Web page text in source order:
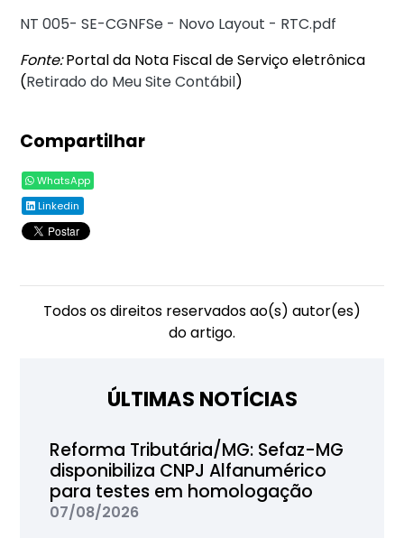
NT 005- SE-CGNFSe - Novo Layout - RTC.pdf
Fonte:Portal da Nota Fiscal de Serviço eletrônica
(Retirado do Meu Site Contábil)
Compartilhar
WhatsApp
Linkedin
Todos os direitos reservados ao(s) autor(es)
do artigo.
ÚLTIMAS NOTÍCIAS
Reforma Tributária/MG: Sefaz-MG
disponibiliza CNPJ Alfanumérico
para testes em homologação
07/08/2026